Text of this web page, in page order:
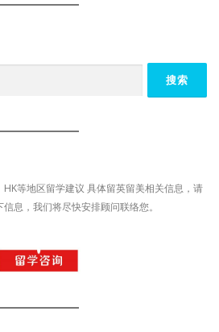
等地区留学建议 具体留英留美相关信息，请
信息，我们将尽快安排顾问联络您。